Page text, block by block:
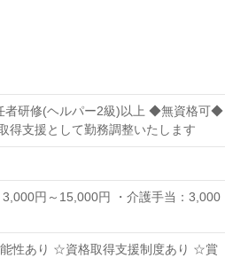
者研修(ヘルパー2級)以上 ◆無資格可◆
得支援として勤務調整いたします
円～15,000円 ・介護手当：3,000
性あり ☆資格取得支援制度あり ☆賞